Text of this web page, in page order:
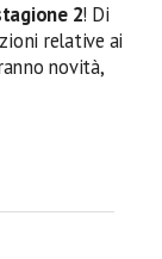
2! Di
relative ai
novità,